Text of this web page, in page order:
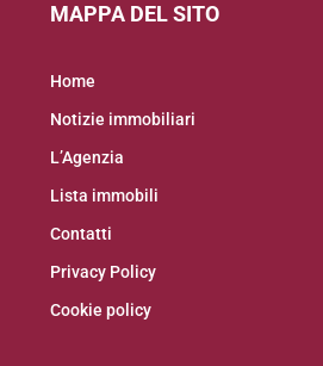
MAPPA DEL SITO
Home
Notizie immobiliari
L’Agenzia
Lista immobili
Contatti
Privacy Policy
Cookie policy